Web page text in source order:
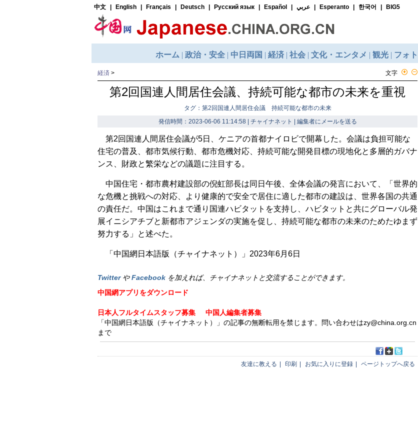
文字
経済 >
第2回国連人間居住会議、持続可能な都市の未来を重視
タグ：第2回国連人間居住会議 持続可能な都市の未来
発信時間：2023-06-06 11:14:58 | チャイナネット | 編集者にメールを送る
第2回国連人間居住会議が5日、ケニアの首都ナイロビで開幕した。会議は負担可能な
住宅の普及、都市気候行動、都市危機対応、持続可能な開発目標の現地化と多層的ガバナ
ンス、財政と繁栄などの議題に注目する。
中国住宅・都市農村建設部の倪虹部長は同日午後、全体会議の発言において、「世界的
な危機と挑戦への対応、より健康的で安全で居住に適した都市の建設は、世界各国の共通
の責任だ。中国はこれまで通り国連ハビタットを支持し、ハビタットと共にグローバル発
展イニシアチブと新都市アジェンダの実施を促し、持続可能な都市の未来のためたゆまず
努力する」と述べた。
「中国網日本語版（チャイナネット）」2023年6月6日
Twitter やFacebook を加えれば、チャイナネットと交流することができます。
中国網アプリをダウンロード
日本人フルタイムスタッフ募集
中国人編集者募集
「中国網日本語版（チャイナネット）」の記事の無断転用を禁じます。問い合わせはzy@china.org.cn
まで
友達に教える 印刷 お気に入りに登録 ページトップへ戻る